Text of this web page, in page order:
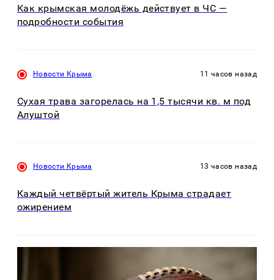
Как крымская молодёжь действует в ЧС —
подробности события
Новости Крыма 11 часов назад
Сухая трава загорелась на 1,5 тысячи кв. м под
Алуштой
Новости Крыма 13 часов назад
Каждый четвёртый житель Крыма страдает
ожирением